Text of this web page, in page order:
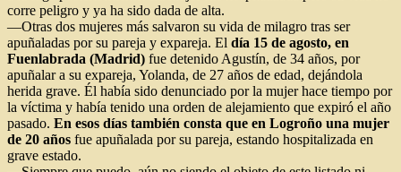
corre peligro y ya ha sido dada de alta.
—Otras dos mujeres más salvaron su vida de milagro tras ser
apuñaladas por su pareja y expareja. El día 15 de agosto, en
Fuenlabrada (Madrid) fue detenido Agustín, de 34 años, por
apuñalar a su expareja, Yolanda, de 27 años de edad, dejándola
herida grave. Él había sido denunciado por la mujer hace tiempo por
la víctima y había tenido una orden de alejamiento que expiró el año
pasado. En esos días también consta que en Logroño una mujer
de 20 años fue apuñalada por su pareja, estando hospitalizada en
grave estado.